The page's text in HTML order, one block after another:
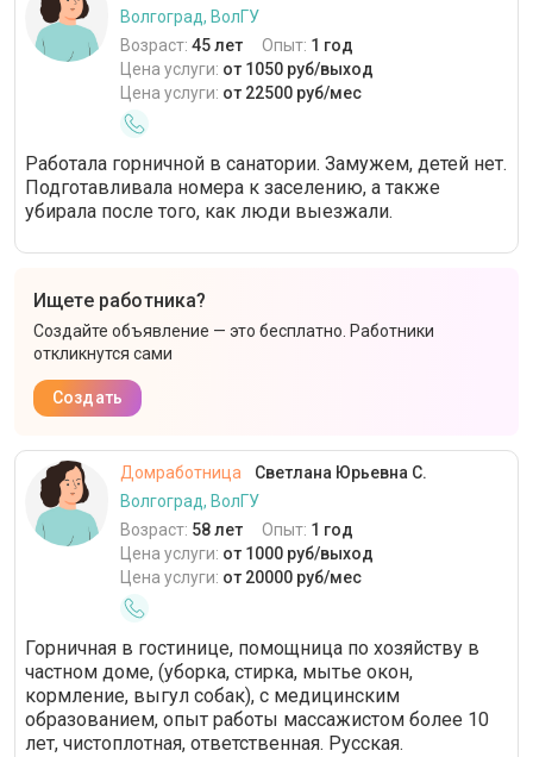
Волгоград, ВолГУ
Возраст: 45 лет Опыт: 1 год
Цена услуги: от 1050 руб/выход
Цена услуги: от 22500 руб/мес
Работала горничной в санатории. Замужем, детей нет.
Подготавливала номера к заселению, а также
убирала после того, как люди выезжали.
Ищете работника?
Создайте объявление — это бесплатно. Работники
откликнутся сами
Создать
Домработница
Светлана Юрьевна С.
Волгоград, ВолГУ
Возраст: 58 лет Опыт: 1 год
Цена услуги: от 1000 руб/выход
Цена услуги: от 20000 руб/мес
Горничная в гостинице, помощница по хозяйству в
частном доме, (уборка, стирка, мытье окон,
кормление, выгул собак), с медицинским
образованием, опыт работы массажистом более 10
лет, чистоплотная, ответственная. Русская.